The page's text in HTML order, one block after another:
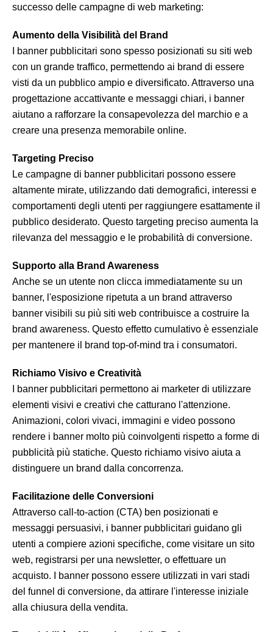
successo delle campagne di web marketing:
Aumento della Visibilità del Brand
I banner pubblicitari sono spesso posizionati su siti web
con un grande traffico, permettendo ai brand di essere
visti da un pubblico ampio e diversificato. Attraverso una
progettazione accattivante e messaggi chiari, i banner
aiutano a rafforzare la consapevolezza del marchio e a
creare una presenza memorabile online.
Targeting Preciso
Le campagne di banner pubblicitari possono essere
altamente mirate, utilizzando dati demografici, interessi e
comportamenti degli utenti per raggiungere esattamente il
pubblico desiderato. Questo targeting preciso aumenta la
rilevanza del messaggio e le probabilità di conversione.
Supporto alla Brand Awareness
Anche se un utente non clicca immediatamente su un
banner, l'esposizione ripetuta a un brand attraverso
banner visibili su più siti web contribuisce a costruire la
brand awareness. Questo effetto cumulativo è essenziale
per mantenere il brand top-of-mind tra i consumatori.
Richiamo Visivo e Creatività
I banner pubblicitari permettono ai marketer di utilizzare
elementi visivi e creativi che catturano l'attenzione.
Animazioni, colori vivaci, immagini e video possono
rendere i banner molto più coinvolgenti rispetto a forme di
pubblicità più statiche. Questo richiamo visivo aiuta a
distinguere un brand dalla concorrenza.
Facilitazione delle Conversioni
Attraverso call-to-action (CTA) ben posizionati e
messaggi persuasivi, i banner pubblicitari guidano gli
utenti a compiere azioni specifiche, come visitare un sito
web, registrarsi per una newsletter, o effettuare un
acquisto. I banner possono essere utilizzati in vari stadi
del funnel di conversione, da attirare l'interesse iniziale
alla chiusura della vendita.